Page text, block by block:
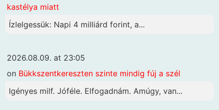
kastélya miatt
Ízlelgessük: Napi 4 milliárd forint, a...
2026.08.09. at 23:05
on Bükkszentkereszten szinte mindig fúj a szél
Igényes milf. Jóféle. Elfogadnám. Amúgy, van...